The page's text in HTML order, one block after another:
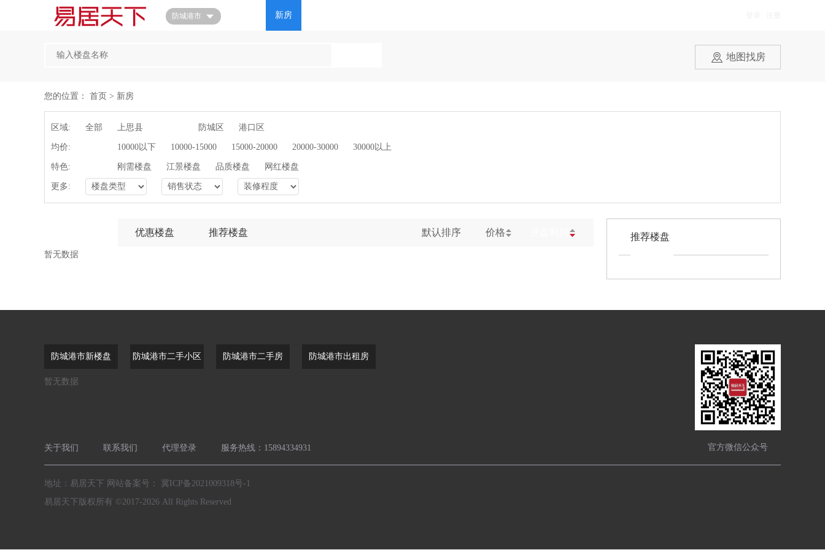
防城港市 新房
地图找房
您的位置： 首页 > 新房
区域: 全部 上思县 防城区 港口区
均价: 10000以下 10000-15000 15000-20000 20000-30000 30000以上
特色: 刚需楼盘 江景楼盘 品质楼盘 网红楼盘
更多:
优惠楼盘 推荐楼盘 默认排序 价格
暂无数据
推荐楼盘
防城港市新楼盘 防城港市二手小区 防城港市二手房 防城港市出租房
暂无数据
关于我们 联系我们 代理登录 服务热线：15894334931 官方微信公众号
地址：易居天下 网站备案号： 冀ICP备2021009318号-1
易居天下版权所有 ©2017-2026 All Rights Reserved